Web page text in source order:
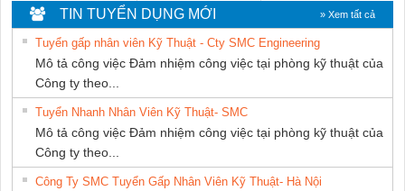
MARINE SUPPLY
Ba Miền
TIN TUYỂN DỤNG MỚI » Xem tất cả
Tuyển gấp nhân viên Kỹ Thuật - Cty SMC Engineering
Mô tả công việc Đảm nhiệm công việc tại phòng kỹ thuật của
Công ty theo...
Tuyển Nhanh Nhân Viên Kỹ Thuật- SMC
Mô tả công việc Đảm nhiệm công việc tại phòng kỹ thuật của
Công ty theo...
Công Ty SMC Tuyển Gấp Nhân Viên Kỹ Thuật- Hà Nội